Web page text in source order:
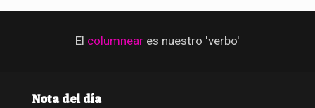
El columnear es nuestro 'verbo'
Nota del día